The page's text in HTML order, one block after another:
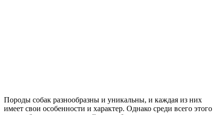
Породы собак разнообразны и уникальны, и каждая из них
имеет свои особенности и характер. Однако среди всего этого